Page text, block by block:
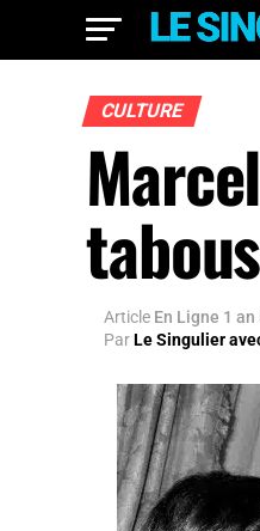
CULTURE
Article En Ligne 1 an
ParLe Singulier